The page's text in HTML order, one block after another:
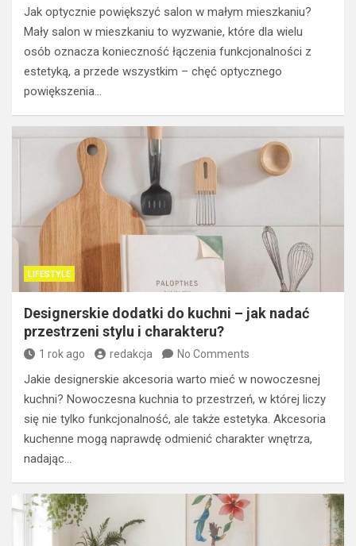
Jak optycznie powiększyć salon w małym mieszkaniu?
Mały salon w mieszkaniu to wyzwanie, które dla wielu
osób oznacza konieczność łączenia funkcjonalności z
estetyką, a przede wszystkim – chęć optycznego
powiększenia…
LIFESTYLE
Designerskie dodatki do kuchni – jak nadać
przestrzeni stylu i charakteru?
1 rok ago redakcja No Comments
Jakie designerskie akcesoria warto mieć w nowoczesnej
kuchni? Nowoczesna kuchnia to przestrzeń, w której liczy
się nie tylko funkcjonalność, ale także estetyka. Akcesoria
kuchenne mogą naprawdę odmienić charakter wnętrza,
nadając…